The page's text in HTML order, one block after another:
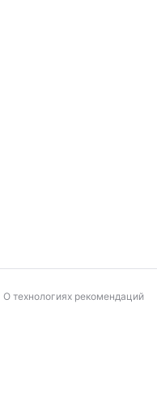
О технологиях рекомендаций